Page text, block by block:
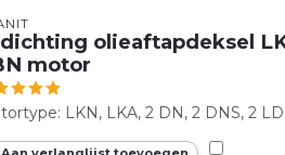
olieaftapdeksel
motor
LKN, LKA, 2 DN, 2 DNS, 2